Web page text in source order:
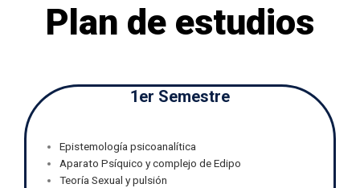
Plan de estudios
1er Semestre
Epistemología psicoanalítica
Aparato Psíquico y complejo de Edipo
Teoría Sexual y pulsión